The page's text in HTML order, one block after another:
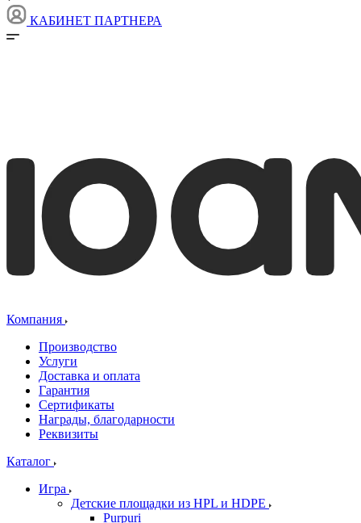
КАБИНЕТ ПАРТНЕРА
Компания
Производство
Услуги
Доставка и оплата
Гарантия
Сертификаты
Награды, благодарности
Реквизиты
Каталог
Игра
Детские площадки из HPL и HDPE
Purpuri